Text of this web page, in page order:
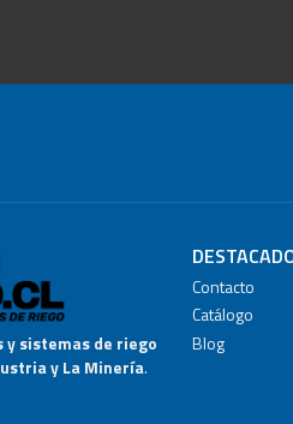
y sistemas de riego
y La Minería.
Contacto
Catálogo
Blog